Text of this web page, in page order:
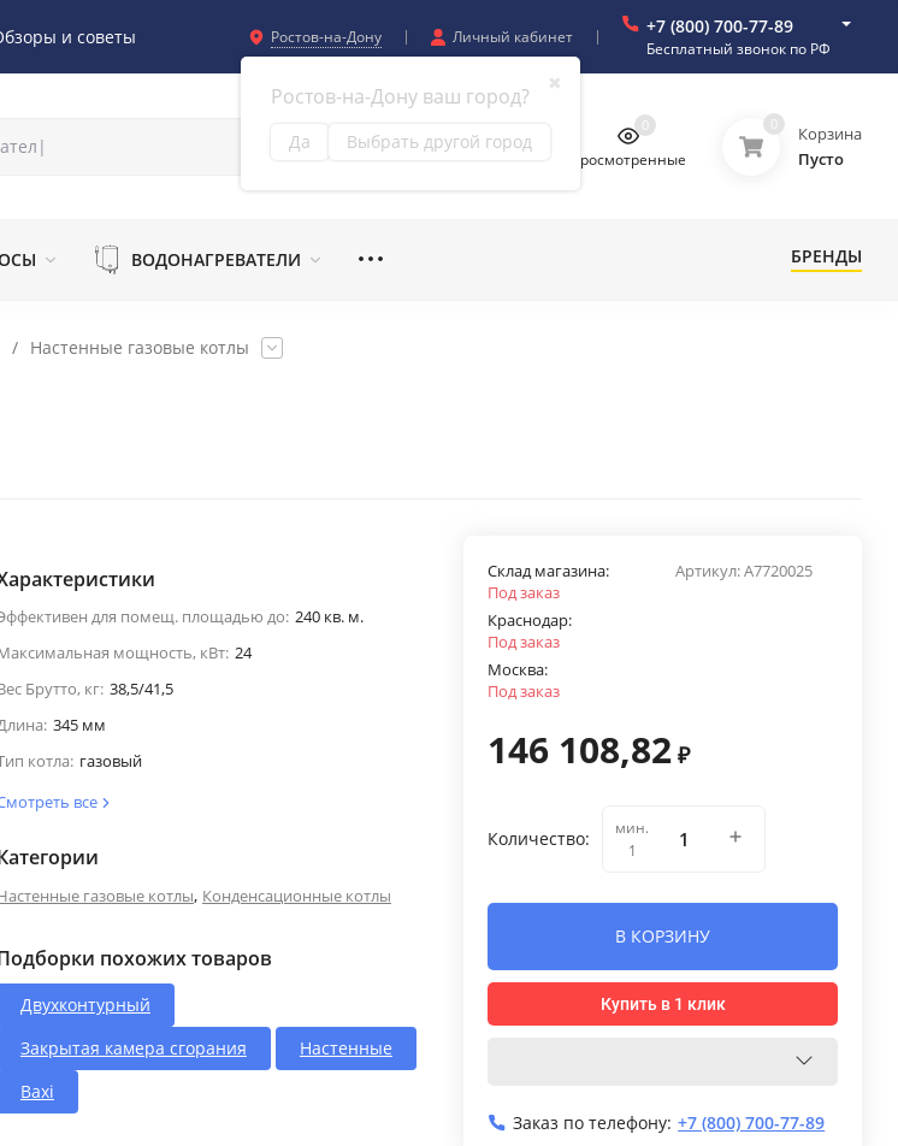
и советы Ростов-на-Дону
✖
Ростов-на-Дону ваш город?
Да Выбрать другой город
Личный кабинет +7 (800) 700-77-89
Бесплатный звонок по РФ
Просмотренные
0 0
Корзина
Пусто
ВОДОНАГРЕВАТЕЛИ БРЕНДЫ
/ Настенные газовые котлы
для помещ. площадью до: 240 кв. м.
мощность, кВт: 24
Брутто, кг: 38,5/41,5
345 мм
котла: газовый
все
газовые котлы, Конденсационные котлы
похожих товаров
Двухконтурный
Закрытая камера сгорания
Настенные
Baxi
Артикул:A7720025
Склад магазина:
Под заказ
Краснодар:
Под заказ
Москва:
Под заказ
146 108,82 ₽
Количество:
мин.
1
В КОРЗИНУ
Купить в 1 клик
Заказ по телефону: +7 (800) 700-77-89